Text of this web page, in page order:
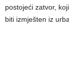
postojeći zatvor,
biti izmješten iz